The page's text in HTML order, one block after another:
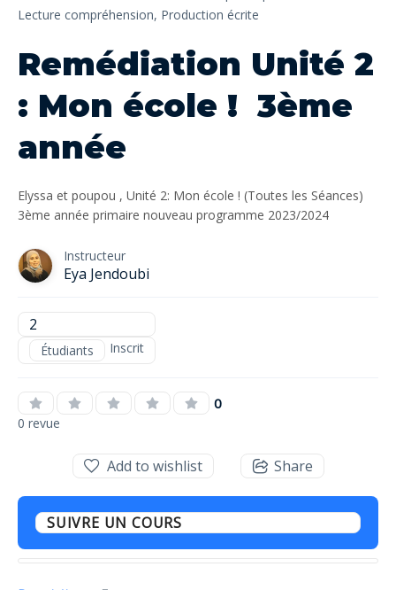
Lecture compréhension, Production écrite
Remédiation Unité 2
: Mon école ! 3ème
année
Elyssa et poupou , Unité 2: Mon école ! (Toutes les Séances)
3ème année primaire nouveau programme 2023/2024
Instructeur
Eya Jendoubi
2
Étudiants Inscrit
0
0 revue
Add to wishlist Share
SUIVRE UN COURS